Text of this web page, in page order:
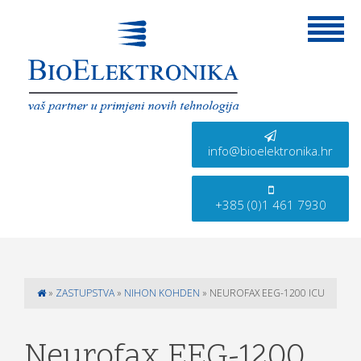
info@bioelektronika.hr
+385 (0)1 461 7930
» ZASTUPSTVA» NIHON KOHDEN » NEUROFAX EEG-1200 ICU